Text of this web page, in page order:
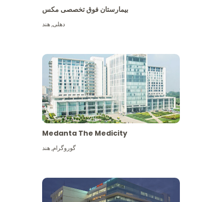
بیمارستان فوق تخصصی مکس
دهلی,هند
Medanta The Medicity
گوروگرام,هند